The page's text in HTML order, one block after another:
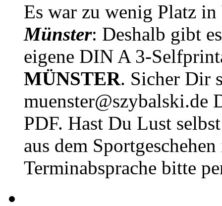
Es war zu wenig Platz in
Münster: Deshalb gibt
eigene DIN A 3-
MÜNSTER. Sicher Dir
muenster@szybalski.de
PDF. Hast Du Lust
aus dem
Terminabsprache bitte